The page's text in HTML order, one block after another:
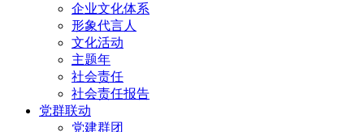
企业文化体系
形象代言人
文化活动
主题年
社会责任
社会责任报告
党群联动
党建群团